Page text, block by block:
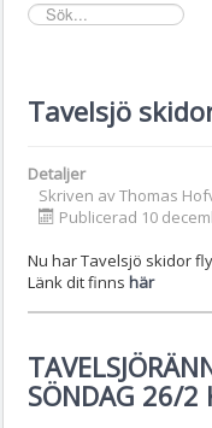
sök...
Tavelsjö
Detaljer
Skriven avThomas
Publicerad 10
Nu har Tavelsjö skidor
Länk dit finns här
SÖNDAG 26/2